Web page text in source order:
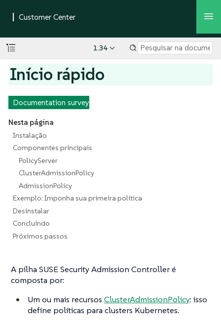
1.34
Início rápido
Documentation survey
Nesta página
Instalação
Componentes principais
PolicyServer
ClusterAdmissionPolicy
AdmissionPolicy
Exemplo: Imponha sua primeira política
Desinstalar
Concluindo
Próximos passos
A pilha SUSE Security Admission Controller é
composta por:
Um ou mais recursos ClusterAdmissionPolicy: isso
define políticas para clusters Kubernetes.